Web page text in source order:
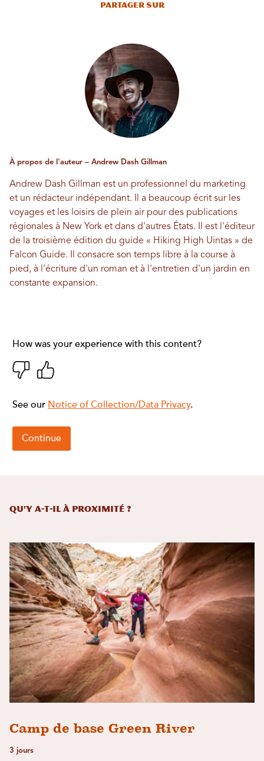
Partager sur
À propos de l'auteur – Andrew Dash Gillman
Andrew Dash Gillman est un professionnel du marketing
et un rédacteur indépendant. Il a beaucoup écrit sur les
voyages et les loisirs de plein air pour des publications
régionales à New York et dans d'autres États. Il est l'éditeur
de la troisième édition du guide « Hiking High Uintas » de
Falcon Guide. Il consacre son temps libre à la course à
pied, à l'écriture d'un roman et à l'entretien d'un jardin en
constante expansion.
Qu'y a-t-il à proximité ?
Camp de base Green River
3 jours